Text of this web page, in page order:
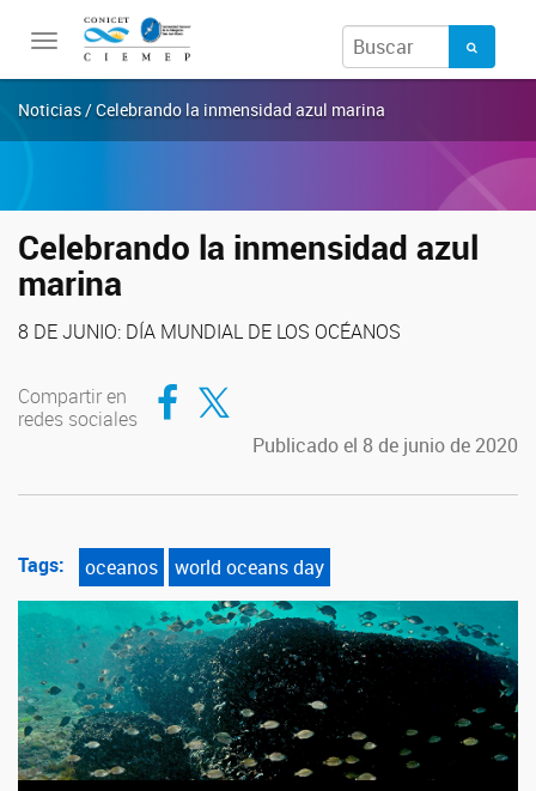
Toggle
navigation
Noticias / Celebrando la inmensidad azul marina
Celebrando la inmensidad azul
marina
8 DE JUNIO: DÍA MUNDIAL DE LOS OCÉANOS
Compartir en
redes sociales
Compartir en Facebook
Compartir en Twitter
Publicado el 8 de junio de 2020
Tags: oceanos world oceans day